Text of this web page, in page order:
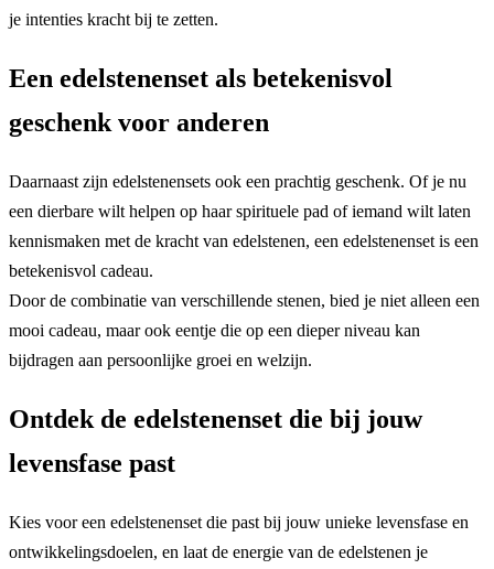
je intenties kracht bij te zetten.
Een edelstenenset als betekenisvol
geschenk voor anderen
Daarnaast zijn edelstenensets ook een prachtig geschenk. Of je nu
een dierbare wilt helpen op haar spirituele pad of iemand wilt laten
kennismaken met de kracht van edelstenen, een edelstenenset is een
betekenisvol cadeau.
Door de combinatie van verschillende stenen, bied je niet alleen een
mooi cadeau, maar ook eentje die op een dieper niveau kan
bijdragen aan persoonlijke groei en welzijn.
Ontdek de edelstenenset die bij jouw
levensfase past
Kies voor een edelstenenset die past bij jouw unieke levensfase en
ontwikkelingsdoelen, en laat de energie van de edelstenen je